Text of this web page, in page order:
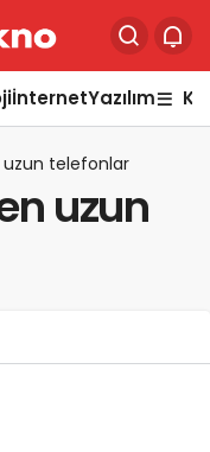
İnternetYazılım
uzun telefonlar
uzun